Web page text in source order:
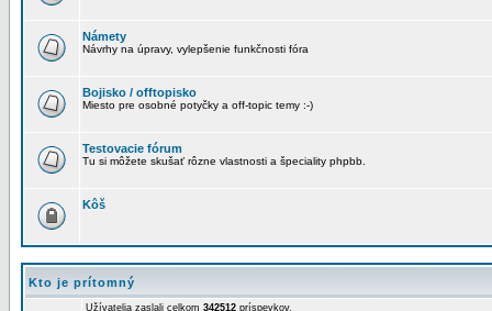
Námety
Návrhy na úpravy, vylepšenie funkčnosti fóra
Bojisko / offtopisko
Miesto pre osobné potyčky a off-topic temy :-)
Testovacie fórum
Tu si môžete skušať rôzne vlastnosti a špeciality phpbb.
Kôš
Kto je prítomný
Užívatelia zaslali celkom 342512 príspevkov.